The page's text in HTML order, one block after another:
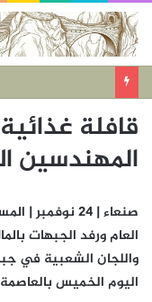
قافلة
المهندسين
صنعاء | 24
العام ورفد الجبهات
واللجان الشعبية في
اليوم الخميس